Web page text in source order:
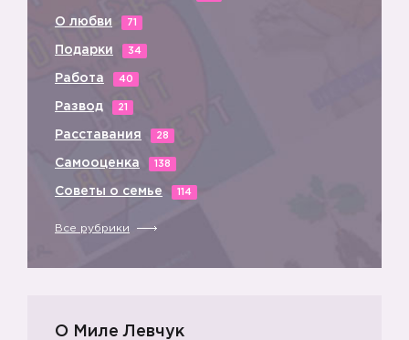
О любви 71
Подарки 34
Работа 40
Развод 21
Расставания 28
Самооценка 138
Советы о семье 114
Все рубрики
О Миле Левчук